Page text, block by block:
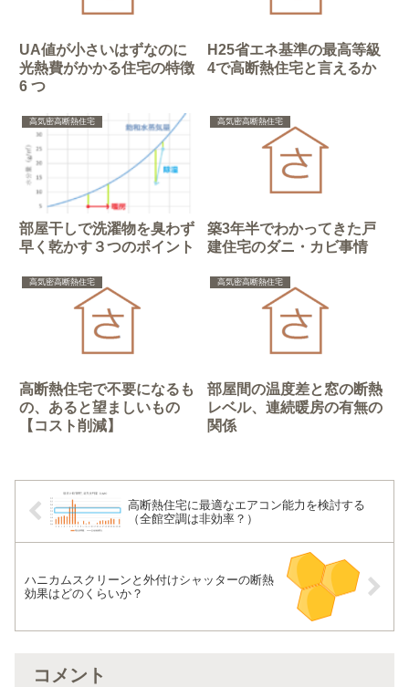
UA値が小さいはずなのに
光熱費がかかる住宅の特徴
6 つ
H25省エネ基準の最高等級
4で高断熱住宅と言えるか
高気密高断熱住宅
部屋干しで洗濯物を臭わず
早く乾かす３つのポイント
高気密高断熱住宅
築3年半でわかってきた戸
建住宅のダニ・カビ事情
高気密高断熱住宅
高断熱住宅で不要になるも
の、あると望ましいもの
【コスト削減】
高気密高断熱住宅
部屋間の温度差と窓の断熱
レベル、連続暖房の有無の
関係
高断熱住宅に最適なエアコン能力を検討する
（全館空調は非効率？）
ハニカムスクリーンと外付けシャッターの断熱
効果はどのくらいか？
コメント